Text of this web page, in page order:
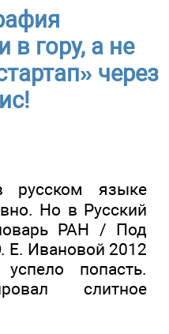
в гору, а не
через
русском языке
Но в Русский
РАН / Под
Е. Ивановой 2012
попасть.
слитное